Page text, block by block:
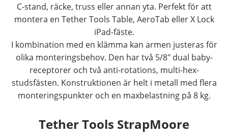
C-stand, räcke, truss eller annan yta. Perfekt för att
montera en Tether Tools Table, AeroTab eller X Lock
iPad-fäste.
I kombination med en klämma kan armen justeras för
olika monteringsbehov. Den har två 5/8" dual baby-
receptorer och två anti-rotations, multi-hex-
studsfästen. Konstruktionen är helt i metall med flera
monteringspunkter och en maxbelastning på 8 kg.
Tether Tools StrapMoore